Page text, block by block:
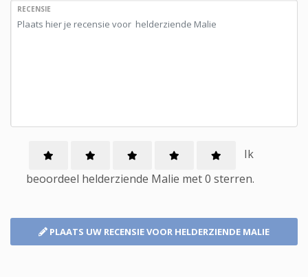
RECENSIE
Ik
beoordeel helderziende Malie met0 sterren.
PLAATS UW RECENSIE VOOR HELDERZIENDE MALIE